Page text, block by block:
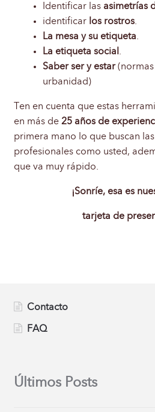
Identificar las asimetrías
identificar los rostros.
La mesa y su etiqueta
La etiqueta social
Saber ser y estar(normas
urbanidad)
Ten en cuenta que estas
en más de 25 años de
primera mano lo que buscan
profesionales como usted,
que va muy rápido.
¡Sonríe, esa es
tarjeta de
Contacto
FAQ
Últimos Posts